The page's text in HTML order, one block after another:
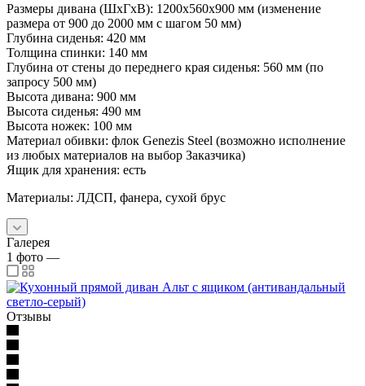
Размеры дивана (ШхГхВ): 1200х560х900 мм (изменение
размера от 900 до 2000 мм с шагом 50 мм)
Глубина сиденья: 420 мм
Толщина спинки: 140 мм
Глубина от стены до переднего края сиденья: 560 мм (по
запросу 500 мм)
Высота дивана: 900 мм
Высота сиденья: 490 мм
Высота ножек: 100 мм
Материал обивки: флок Genezis Steel (возможно исполнение
из любых материалов на выбор Заказчика)
Ящик для хранения: есть
Материалы: ЛДСП, фанера, сухой брус
Галерея
1 фото —
Отзывы